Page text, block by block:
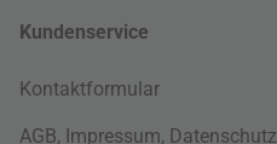
Kundenservice
Kontaktformular
AGB, Impressum, Datenschutz